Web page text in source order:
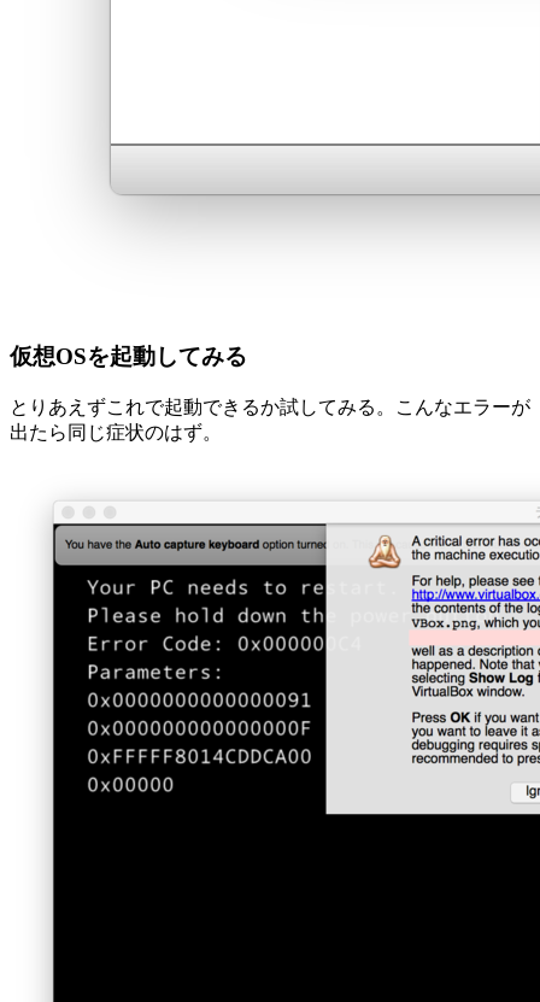
仮想OSを起動してみる
とりあえずこれで起動できるか試してみる。こんなエラーが
出たら同じ症状のはず。